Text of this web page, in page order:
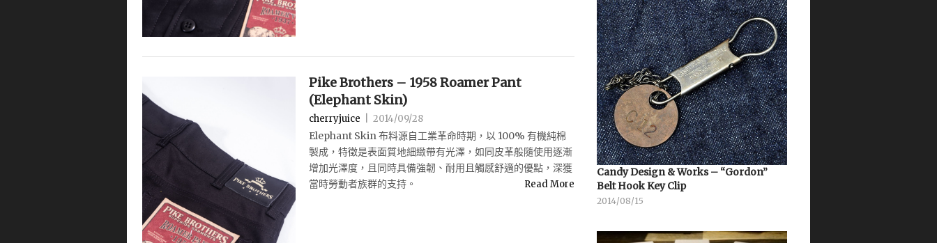
Pike Brothers – 1958 Roamer Pant
(Elephant Skin)
cherryjuice 2014/09/28
Elephant Skin 布料源自工業革命時期，以 100% 有機純棉
製成，特徵是表面質地細緻帶有光澤，如同皮革般隨使用逐漸
增加光澤度，且同時具備強韌、耐用且觸感舒適的優點，深獲
當時勞動者族群的支持。
Read More
Candy Design & Works – “Gordon”
Belt Hook Key Clip
2014/08/15